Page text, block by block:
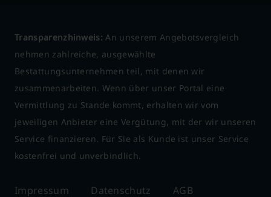
Transparenzhinweis: An unserem Angebotsvergleich
nehmen zahlreiche, ausgewählte
Bestattungsunternehmen teil, mit denen wir
zusammenarbeiten. Wenn über unser Portal eine
Vermittlung zu Stande kommt, erhalten wir vom
jeweiligen Anbieter eine Vergütung, mit der wir unseren
Service finanzieren. Für Sie als Kunde ist unser Service
kostenfrei und unverbindlich.
Impressum Datenschutz AGB